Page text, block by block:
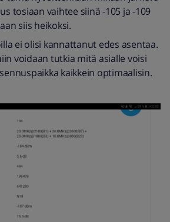
tosiaan vaihtee siinä -105 ja -109
siis heikoksi.
ei olisi kannattanut edes asentaa.
voidaan tutkia mitä asialle voisi
kaikkein optimaalisin.